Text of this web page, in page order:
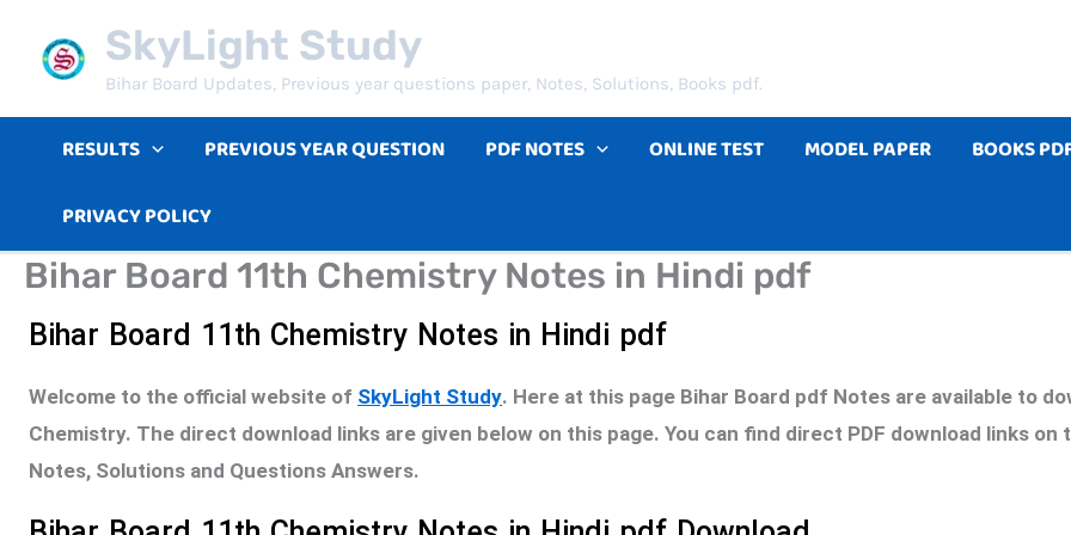
SkyLight Study
Bihar Board Updates, Previous year questions paper, Notes, Solutions, Books pdf.
RESULTS PREVIOUS YEAR QUESTION PDF NOTES ONLINE TEST MODEL PAPER BOOKS
PRIVACY POLICY
Bihar Board 11th Chemistry Notes in Hindi pdf
Bihar Board 11th Chemistry Notes in Hindi pdf
Welcome to the official website of SkyLight Study. Here at this page Bihar Board pdf Notes are available to
Chemistry. The direct download links are given below on this page. You can find direct PDF download links
Notes, Solutions and Questions Answers.